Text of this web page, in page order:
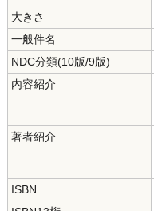
大きさ
一般件名
NDC分類(10版/9版)
内容紹介
著者紹介
ISBN